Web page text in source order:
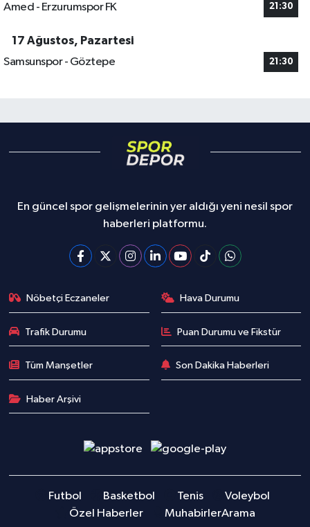
Amed - Erzurumspor FK 21:30
17 Ağustos, Pazartesi
Samsunspor - Göztepe
21:30
En güncel spor gelişmelerinin yer aldığı yeni nesil spor
haberleri platformu.
Nöbetçi Eczaneler Hava Durumu
Trafik Durumu Puan Durumu ve Fikstür
Tüm Manşetler Son Dakika Haberleri
Haber Arşivi
Futbol Basketbol Tenis
Voleybol
Özel Haberler
MuhabirlerArama